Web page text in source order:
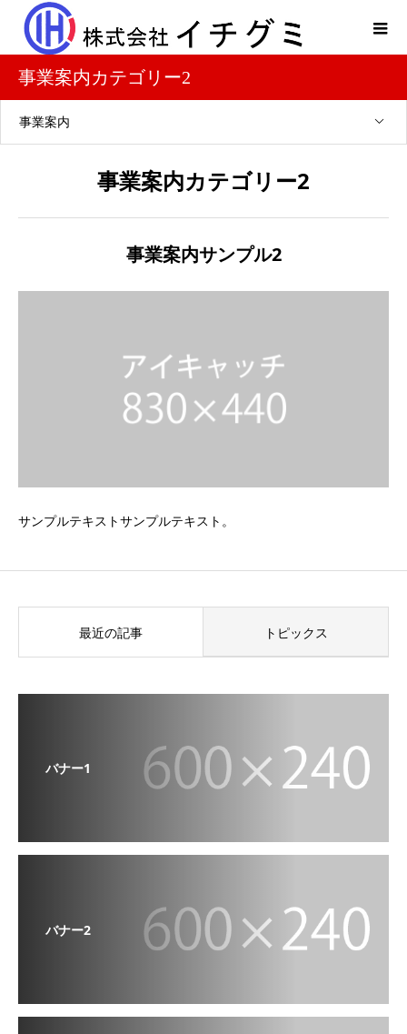
事業案内カテゴリー2
事業案内
事業案内カテゴリー2
事業案内サンプル2
サンプルテキストサンプルテキスト。
最近の記事 トピックス
バナー1
バナー2